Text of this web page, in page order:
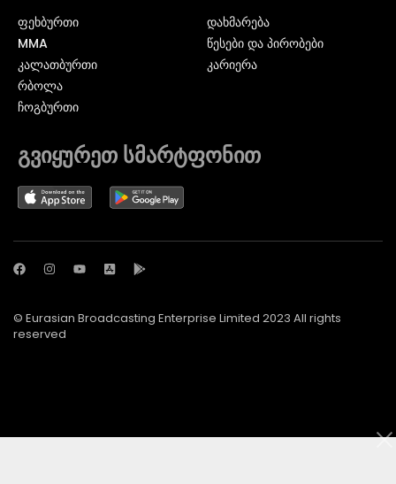
ᲤᲔᲮᲑᲣᲠᲗᲘ
MMA
ᲙᲐᲚᲐᲗᲑᲣᲠᲗᲘ
ᲠᲑᲝᲚᲐ
ᲩᲝᲒᲑᲣᲠᲗᲘ
დახმარება
წესები და პირობები
კარიერა
გვიყურეთ სმარტფონით
© Eurasian Broadcasting Enterprise Limited 2023 All rights
reserved